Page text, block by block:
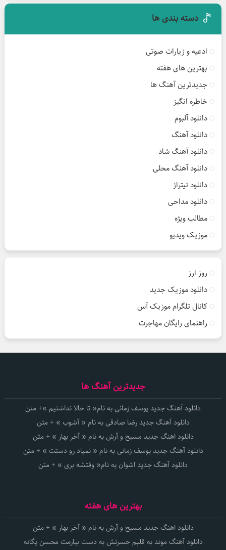
دسته بندی ها
ادعیه و زیارات صوتی
بهترین های هفته
جدیدترین آهنگ ها
خاطره انگیز
دانلود آلبوم
دانلود آهنگ
دانلود آهنگ شاد
دانلود آهنگ محلی
دانلود تیتراژ
دانلود مداحی
مطالب ویژه
موزیک ویدیو
روز ارز
دانلود موزیک جدید
کانال تلگرام موزیک آس
راهنمای رایگان مهاجرت
جدیدترین آهنگ ها
دانلود آهنگ جدید یوسف زمانی به نام« تا حالا نداشتیم »+ متن
دانلود آهنگ جدید رضا صادقی به نام « آشوب » + متن
دانلود اهنگ جدید مسیح و آرش به نام « آخر بهار » + متن
دانلود آهنگ جدید یوسف زمانی به نام « نمیاد رو دستت » + متن
دانلود آهنگ جدید اشوان به نام« وقتشه بری » + متن
بهترین های هفته
دانلود اهنگ جدید مسیح و آرش به نام « آخر بهار » + متن
دانلود آهنگ موند به قلبم حسرتش به دست بیارمت محسن یگانه